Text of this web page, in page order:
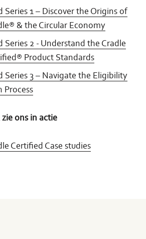
Series 1 – Discover the Origins of
& the Circular Economy
Series 2 - Understand the Cradle
Product Standards
Series 3 – Navigate the Eligibility
Process
zie ons in actie
Certified Case studies